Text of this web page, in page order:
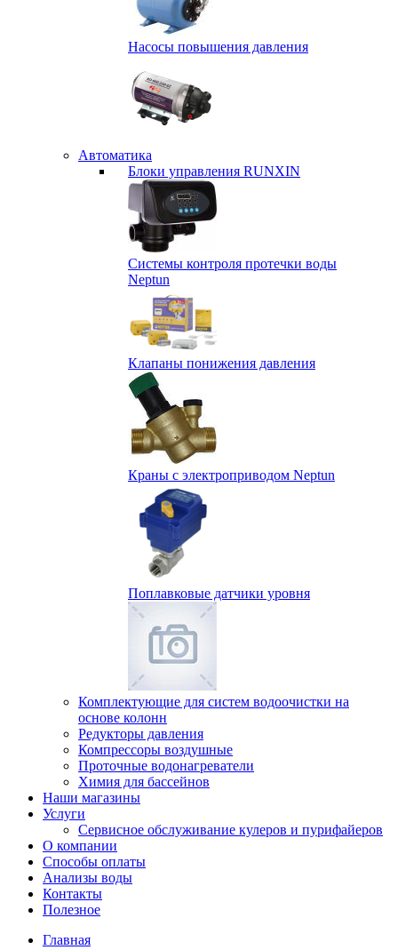
Насосы повышения давления
Автоматика
Блоки управления RUNXIN
Системы контроля протечки воды
Neptun
Клапаны понижения давления
Краны с электроприводом Neptun
Поплавковые датчики уровня
Комплектующие для систем водоочистки на
основе колонн
Редукторы давления
Компрессоры воздушные
Проточные водонагреватели
Химия для бассейнов
Наши магазины
Услуги
Сервисное обслуживание кулеров и пурифайеров
О компании
Способы оплаты
Анализы воды
Контакты
Полезное
Главная